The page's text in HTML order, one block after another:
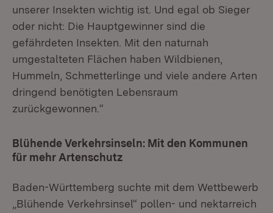
unserer Insekten wichtig ist. Und egal ob Sieger
oder nicht: Die Hauptgewinner sind die
gefährdeten Insekten. Mit den naturnah
umgestalteten Flächen haben Wildbienen,
Hummeln, Schmetterlinge und viele andere Arten
dringend benötigten Lebensraum
zurückgewonnen.“
Blühende Verkehrsinseln: Mit den Kommunen
für mehr Artenschutz
Baden-Württemberg suchte mit dem Wettbewerb
„Blühende Verkehrsinsel“ pollen- und nektarreich